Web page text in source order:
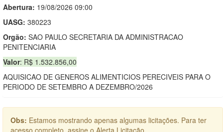
Abertura: 19/08/2026 09:00
UASG: 380223
Orgão: SAO PAULO SECRETARIA DA ADMINISTRACAO
PENITENCIARIA
Valor: R$ 1.532.856,00
AQUISICAO DE GENEROS ALIMENTICIOS PERECIVEIS PARA O
PERIODO DE SETEMBRO A DEZEMBRO/2026
Obs: Estamos mostrando apenas algumas licitações. Para ter
acesso completo, assine o Alerta Licitação.